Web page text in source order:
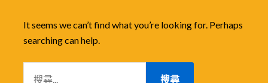
It seems we can’t find what you’re looking for. Perhaps
searching can help.